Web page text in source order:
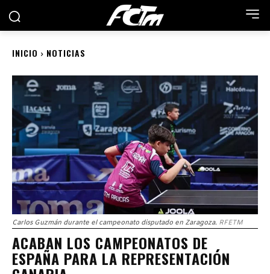
INICIO NOTICIAS
Carlos Guzmán durante el campeonato disputado en Zaragoza. RFETM
ACABAN LOS CAMPEONATOS DE
ESPAÑA PARA LA REPRESENTACIÓN